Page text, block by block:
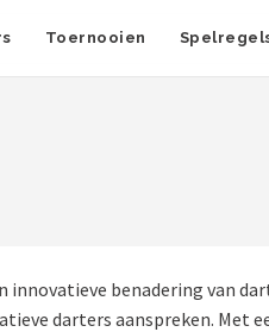
Toernooien
benadering van
darters aanspreken. Met